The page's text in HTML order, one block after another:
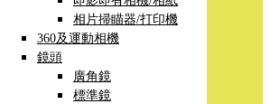
相片掃瞄器/打印機
360及運動相機
鏡頭
廣角鏡
標準鏡